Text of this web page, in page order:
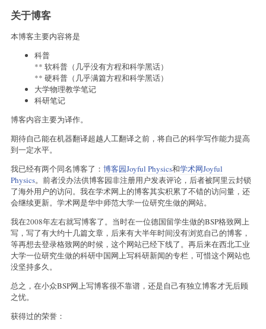
关于博客
本博客主要内容将是
科普
** 软科普（几乎没有方程和科学黑话）
** 硬科普（几乎满篇方程和科学黑话）
大学物理教学笔记
科研笔记
博客内容主要为译作。
期待自己能在机器翻译超越人工翻译之前，将自己的科学写作能力提高
到一定水平。
我已经有两个同名博客了： 博客园Joyful Physics和学术网Joyful
Physics。前者没办法供博客园非注册用户发表评论，后者被阿里云封锁
了海外用户的访问。我在学术网上的博客其实积累了不错的访问量，还
会继续更新。学术网是华中师范大学一位研究生做的网站。
我在2008年左右就写博客了。当时在一位德国留学生做的BSP格致网上
写，写了有大约十几篇文章，后来有大半年时间没有浏览自己的博客，
等再想去登录格致网的时候，这个网站已经下线了。再后来在西北工业
大学一位研究生做的科研中国网上写科研新闻的专栏，可惜这个网站也
没坚持多久。
总之，在小众BSP网上写博客很不靠谱，还是自己有独立博客才无后顾
之忧。
获得过的荣誉：